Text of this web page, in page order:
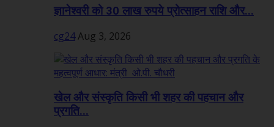
ज्ञानेश्वरी को 30 लाख रुपये प्रोत्साहन राशि और...
cg24Aug 3, 2026
खेल और संस्कृति किसी भी शहर की पहचान और
प्रगति...